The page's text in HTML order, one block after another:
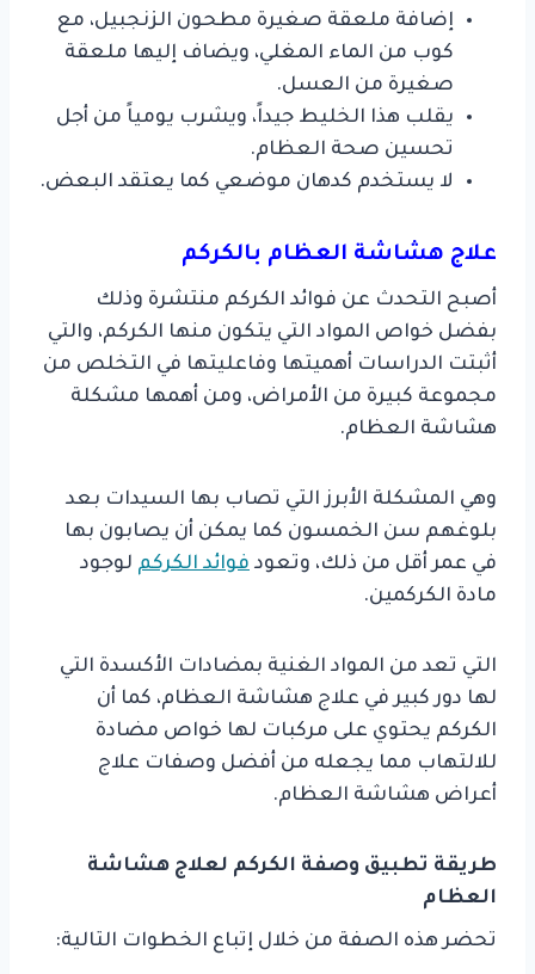
إضافة ملعقة صغيرة مطحون الزنجبيل، مع
كوب من الماء المغلي، ويضاف إليها ملعقة
صغيرة من العسل.
يقلب هذا الخليط جيداً، ويشرب يومياً من أجل
تحسين صحة العظام.
لا يستخدم كدهان موضعي كما يعتقد البعض.
علاج هشاشة العظام بالكركم
أصبح التحدث عن فوائد الكركم منتشرة وذلك
بفضل خواص المواد التي يتكون منها الكركم، والتي
أثبتت الدراسات أهميتها وفاعليتها في التخلص من
مجموعة كبيرة من الأمراض، ومن أهمها مشكلة
هشاشة العظام.
وهي المشكلة الأبرز التي تصاب بها السيدات بعد
بلوغهم سن الخمسون كما يمكن أن يصابون بها
في عمر أقل من ذلك، وتعود فوائد الكركم لوجود
مادة الكركمين.
التي تعد من المواد الغنية بمضادات الأكسدة التي
لها دور كبير في علاج هشاشة العظام، كما أن
الكركم يحتوي على مركبات لها خواص مضادة
للالتهاب مما يجعله من أفضل وصفات علاج
أعراض هشاشة العظام.
طريقة تطبيق وصفة الكركم لعلاج هشاشة
العظام
تحضر هذه الصفة من خلال إتباع الخطوات التالية: